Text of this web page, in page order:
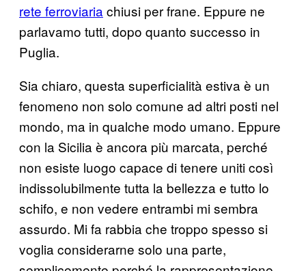
rete ferroviaria chiusi per frane. Eppure ne
parlavamo tutti, dopo quanto successo in
Puglia.
Sia chiaro, questa superficialità estiva è un
fenomeno non solo comune ad altri posti nel
mondo, ma in qualche modo umano. Eppure
con la Sicilia è ancora più marcata, perché
non esiste luogo capace di tenere uniti così
indissolubilmente tutta la bellezza e tutto lo
schifo, e non vedere entrambi mi sembra
assurdo. Mi fa rabbia che troppo spesso si
voglia considerarne solo una parte,